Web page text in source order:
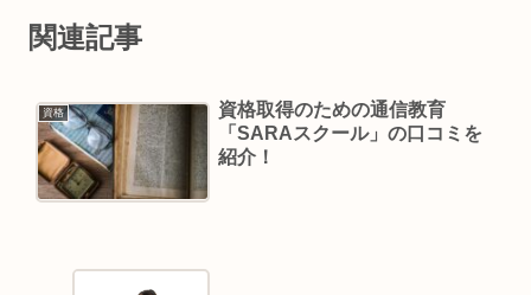
関連記事
資格
資格取得のための通信教育
「SARAスクール」の口コミを
紹介！